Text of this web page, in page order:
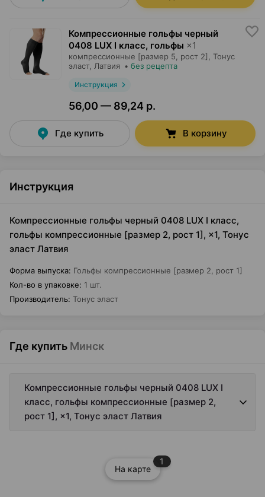
Компрессионные гольфы черный
0408 LUX I класс, гольфы ×1
компрессионные [размер 5, рост 2],
Тонус
эласт, Латвия • без рецепта
Инструкция
56,00 — 89,24 р.
Где купить В корзину
Инструкция
Компрессионные гольфы черный 0408 LUX I класс,
гольфы компрессионные [размер 2, рост 1], ×1, Тонус
эласт Латвия
Форма выпуска: Гольфы компрессионные [размер 2, рост 1]
Кол-во в упаковке: 1 шт.
Производитель: Тонус эласт
Где купить Минск
Компрессионные гольфы черный 0408 LUX I
класс, гольфы компрессионные [размер 2,
рост 1], ×1, Тонус эласт Латвия
На карте
1